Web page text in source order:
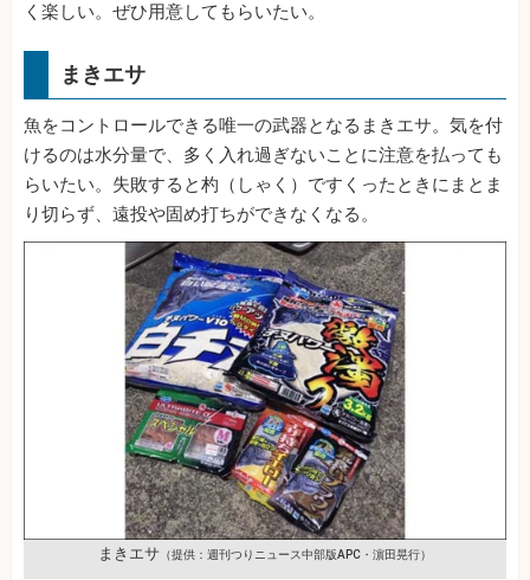
く楽しい。ぜひ用意してもらいたい。
まきエサ
魚をコントロールできる唯一の武器となるまきエサ。気を付
けるのは水分量で、多く入れ過ぎないことに注意を払っても
らいたい。失敗すると杓（しゃく）ですくったときにまとま
り切らず、遠投や固め打ちができなくなる。
まきエサ （提供：週刊つりニュース中部版APC・濵田晃行）